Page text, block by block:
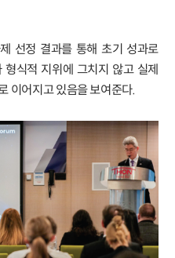
선정 결과를 통해 초기 성과로
식적 지위에 그치지 않고 실제
이어지고 있음을 보여준다.